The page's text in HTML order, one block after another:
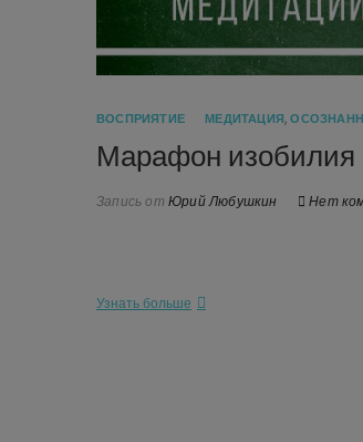
ВОСПРИЯТИЕ МЕДИТАЦИЯ,
Марафон изобилия
Запись от Юрий Любушкин Нет
Узнать больше